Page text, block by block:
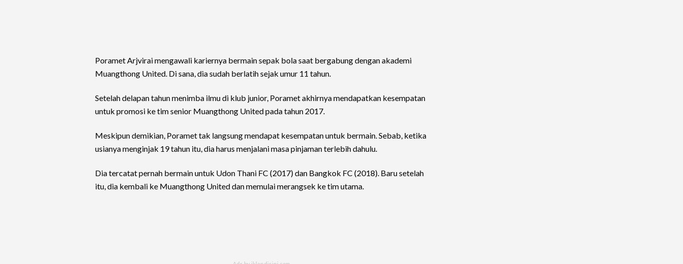
Poramet Arjvirai mengawali kariernya bermain sepak bola saat bergabung dengan akademi
Muangthong United. Di sana, dia sudah berlatih sejak umur 11 tahun.
Setelah delapan tahun menimba ilmu di klub junior, Poramet akhirnya mendapatkan kesempatan
untuk promosi ke tim senior Muangthong United pada tahun 2017.
Meskipun demikian, Poramet tak langsung mendapat kesempatan untuk bermain. Sebab, ketika
usianya menginjak 19 tahun itu, dia harus menjalani masa pinjaman terlebih dahulu.
Dia tercatat pernah bermain untuk Udon Thani FC (2017) dan Bangkok FC (2018). Baru setelah
itu, dia kembali ke Muangthong United dan memulai merangsek ke tim utama.